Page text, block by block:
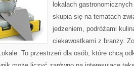
lokalach
skupia się na tematach
jedzeniem, podróżami
ciekawostkami z branży.
To przestrzeń dla osób, które chcą